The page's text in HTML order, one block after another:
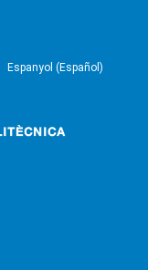
Espanyol (Español)